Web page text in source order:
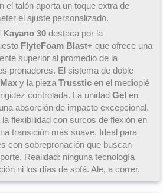
el talón aporta un toque extra de
el ajuste personalizado.
Kayano 30 destaca por la
FlyteFoam Blast+ que ofrece una
superior al promedio de la
pronadores. El sistema de doble
y la pieza Trusstic en el mediopié
controlada. La unidad Gel en
absorción de impacto excepcional.
flexibilidad con surcos de flexión en
transición más suave. Ideal para
con sobrepronación que buscan
Realidad: ninguna tecnología
ni los días de sofá. Ale, a correr.